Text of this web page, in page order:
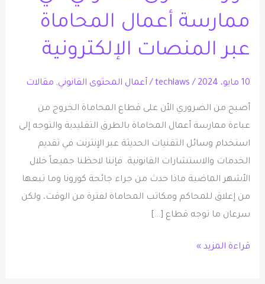
ممارسة أعمال المحاماة
عبر المنصات الإلكترونية
10 مايو، 2024 /
techlaws
/ أعمال المحتوى القانوني, مقالات
أصبح من الضروري الأن على قطاع المحاماة الخروج من
عباءة ممارسة أعمال المحاماة بالطرق التقليدية والتوجه إلى
استخدام وسائل التقنيات الحديثة عبر الإنترنت في تقديم
الخدمات والاستشارات القانونية. فإننا لاحظنا جميعاً خلال
الأشهر الماضية ماذا حدث من جراء جائحة كورونا وما تبعها
من إغلاق للمحاكم ومكاتب المحاماة لفترة من الوقت، ولكن
سرعان ما توجه قطاع […]
ممارسة
أعمال
عبر
الإلكترونية
قراءة المزيد »